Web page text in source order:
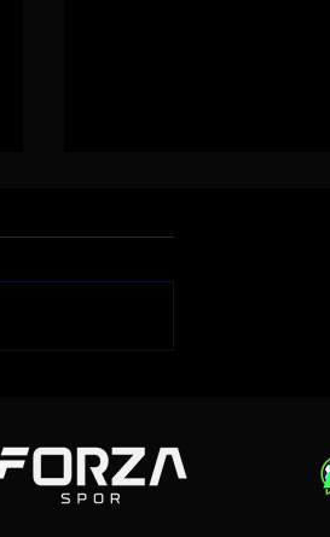
''Geleceğimizi Birlikte
Yazalım''